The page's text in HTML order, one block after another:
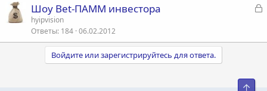
З
р
Шоу Bet-ПАММ инвестора
hyipvision
Ответы 184 06.02.2012
Войдите или зарегистрируйтесь для ответа.